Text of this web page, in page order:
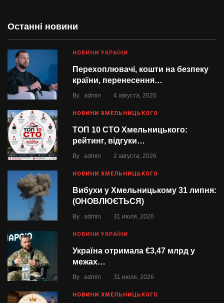
Останні новини
НОВИНИ УКРАЇНИ
Перехоплювачі, кошти на безпеку
країни, перенесення…
By admin . 4 августа, 2026
НОВИНИ ХМЕЛЬНИЦЬКОГО
ТОП 10 СТО Хмельницького:
рейтинг, відгуки…
By admin . 2 августа, 2026
НОВИНИ ХМЕЛЬНИЦЬКОГО
Вибухи у Хмельницькому 31 липня:
(ОНОВЛЮЄТЬСЯ)
By admin . 31 июля, 2026
НОВИНИ УКРАЇНИ
Україна отримала €3,47 млрд у
межах…
By admin . 31 июля, 2026
НОВИНИ ХМЕЛЬНИЦЬКОГО